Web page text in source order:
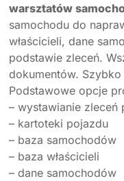
warsztatów
samochodu do
właścicieli, dane
podstawie zleceń.
dokumentów.
Podstawowe opcje
– wystawianie
– kartoteki pojazdu
– baza samochodów
– baza właścicieli
– dane samochodów